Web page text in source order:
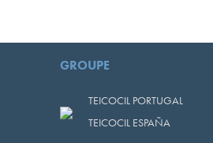
GROUPE
TEICOCIL PORTUGAL
TEICOCIL ESPAÑA